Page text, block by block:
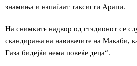
знамиња и напаѓаат таксисти Арапи.
На снимките надвор од стадионот се
скандирања на навивачите на Макаби,
Газа бидејќи нема повеќе деца“.